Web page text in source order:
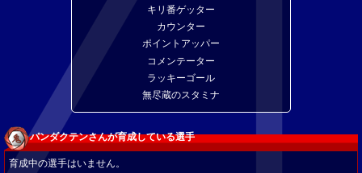
キリ番ゲッター
カウンター
ポイントアッパー
コメンテーター
ラッキーゴール
無尽蔵のスタミナ
パンダクテンさんが育成している選手
育成中の選手はいません。